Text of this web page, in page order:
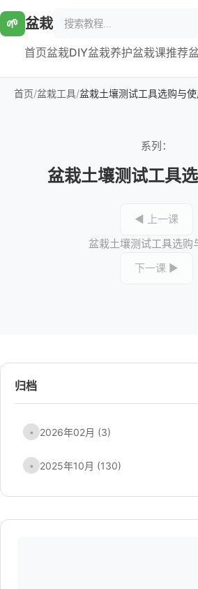
🌱 盆栽
首页盆栽DIY盆栽养护盆栽课推荐
首页/盆栽工具/盆栽土壤测试工具选购与使
系列：
盆栽土壤测试工具
◀ 上一课
盆栽土壤测试工具选购
下一课 ▶
归档
• 2026年02月 (3)
• 2025年10月 (130)